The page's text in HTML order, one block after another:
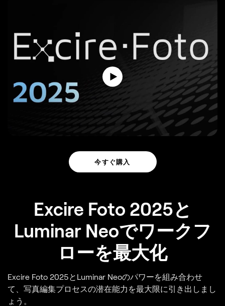
今すぐ購入
Excire Foto 2025と
Luminar Neoでワークフ
ローを最大化
Excire Foto 2025とLuminar Neoのパワーを組み合わせ
て、写真編集プロセスの潜在能力を最大限に引き出しまし
ょう。